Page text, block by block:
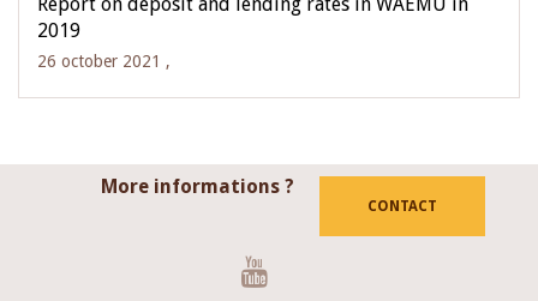
2019
26 october 2021 ,
More informations ?
CONTACT